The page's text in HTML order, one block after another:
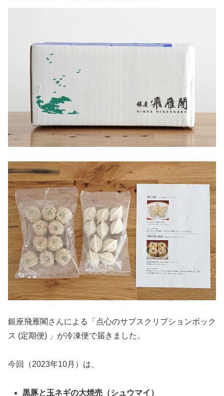
銀座飛雁閣さんによる「点心のサブスクリプションボック
ス (定期便) 」が冷凍便で届きました。
今回（2023年10月）は、
黒豚と玉ネギの大焼売（シュウマイ）